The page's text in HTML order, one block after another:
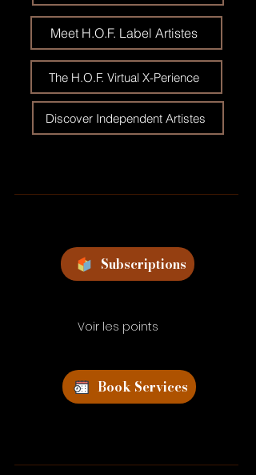
Meet H.O.F. Label Artistes
The H.O.F. Virtual X-Perience
Discover Independent Artistes
Subscriptions
Voir les points
Book Services